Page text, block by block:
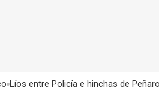
Líos entre Policía e hinchas de